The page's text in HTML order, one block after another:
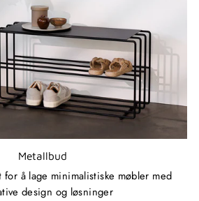
Metallbud
å lage minimalistiske møbler med
design og løsninger